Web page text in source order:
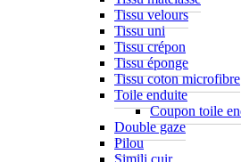
Tissu velours
Tissu uni
Tissu crépon
Tissu éponge
Tissu coton microfibre
Toile enduite
Coupon toile
Double gaze
Pilou
Simili cuir